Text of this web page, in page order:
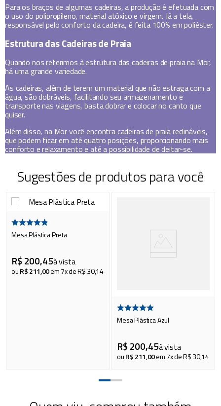
Para os braços de algumas cadeiras, a produção é efetuada com
o uso do polipropileno, material atóxico e virgem. Já a tela,
responsável pelo conforto da cadeira, é feita 100% em poliéster.
Estrutura das Cadeiras de Praia
Quando nos referimos à estrutura das cadeiras de praia na Mor,
há uma grande variedade.
As cadeiras, além de terem um material que não estraga com a
água, são dobráveis, facilitando seu armazenamento e
transporte nas viagens, basta dobrar e colocar no canto que
quiser.
Além disso, na Mor você encontra cadeiras de praia reclináveis,
que podem ficar em até quatro posições, proporcionando mais
conforto e relaxamento e até a possibilidade de deitar-se.
Sugestões de produtos para você
Mesa Plástica Preta
R$ 200,45à vista
ouR$211,00em7x deR$30,14
Mesa Plástica Azul
R$ 200,45à vista
ouR$211,00em7x deR$30,14